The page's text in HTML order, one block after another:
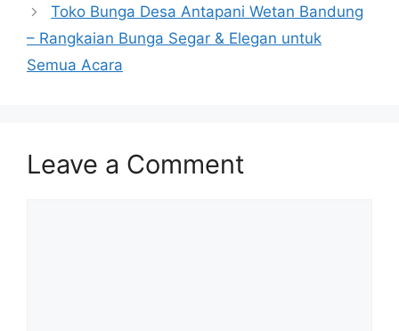
Toko Bunga Desa Antapani Wetan Bandung
– Rangkaian Bunga Segar & Elegan untuk
Semua Acara
Leave a Comment